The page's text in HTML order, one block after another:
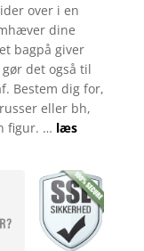
over i en
dine
bagpå giver
det også til
Bestem dig for,
eller bh,
figur. … læs